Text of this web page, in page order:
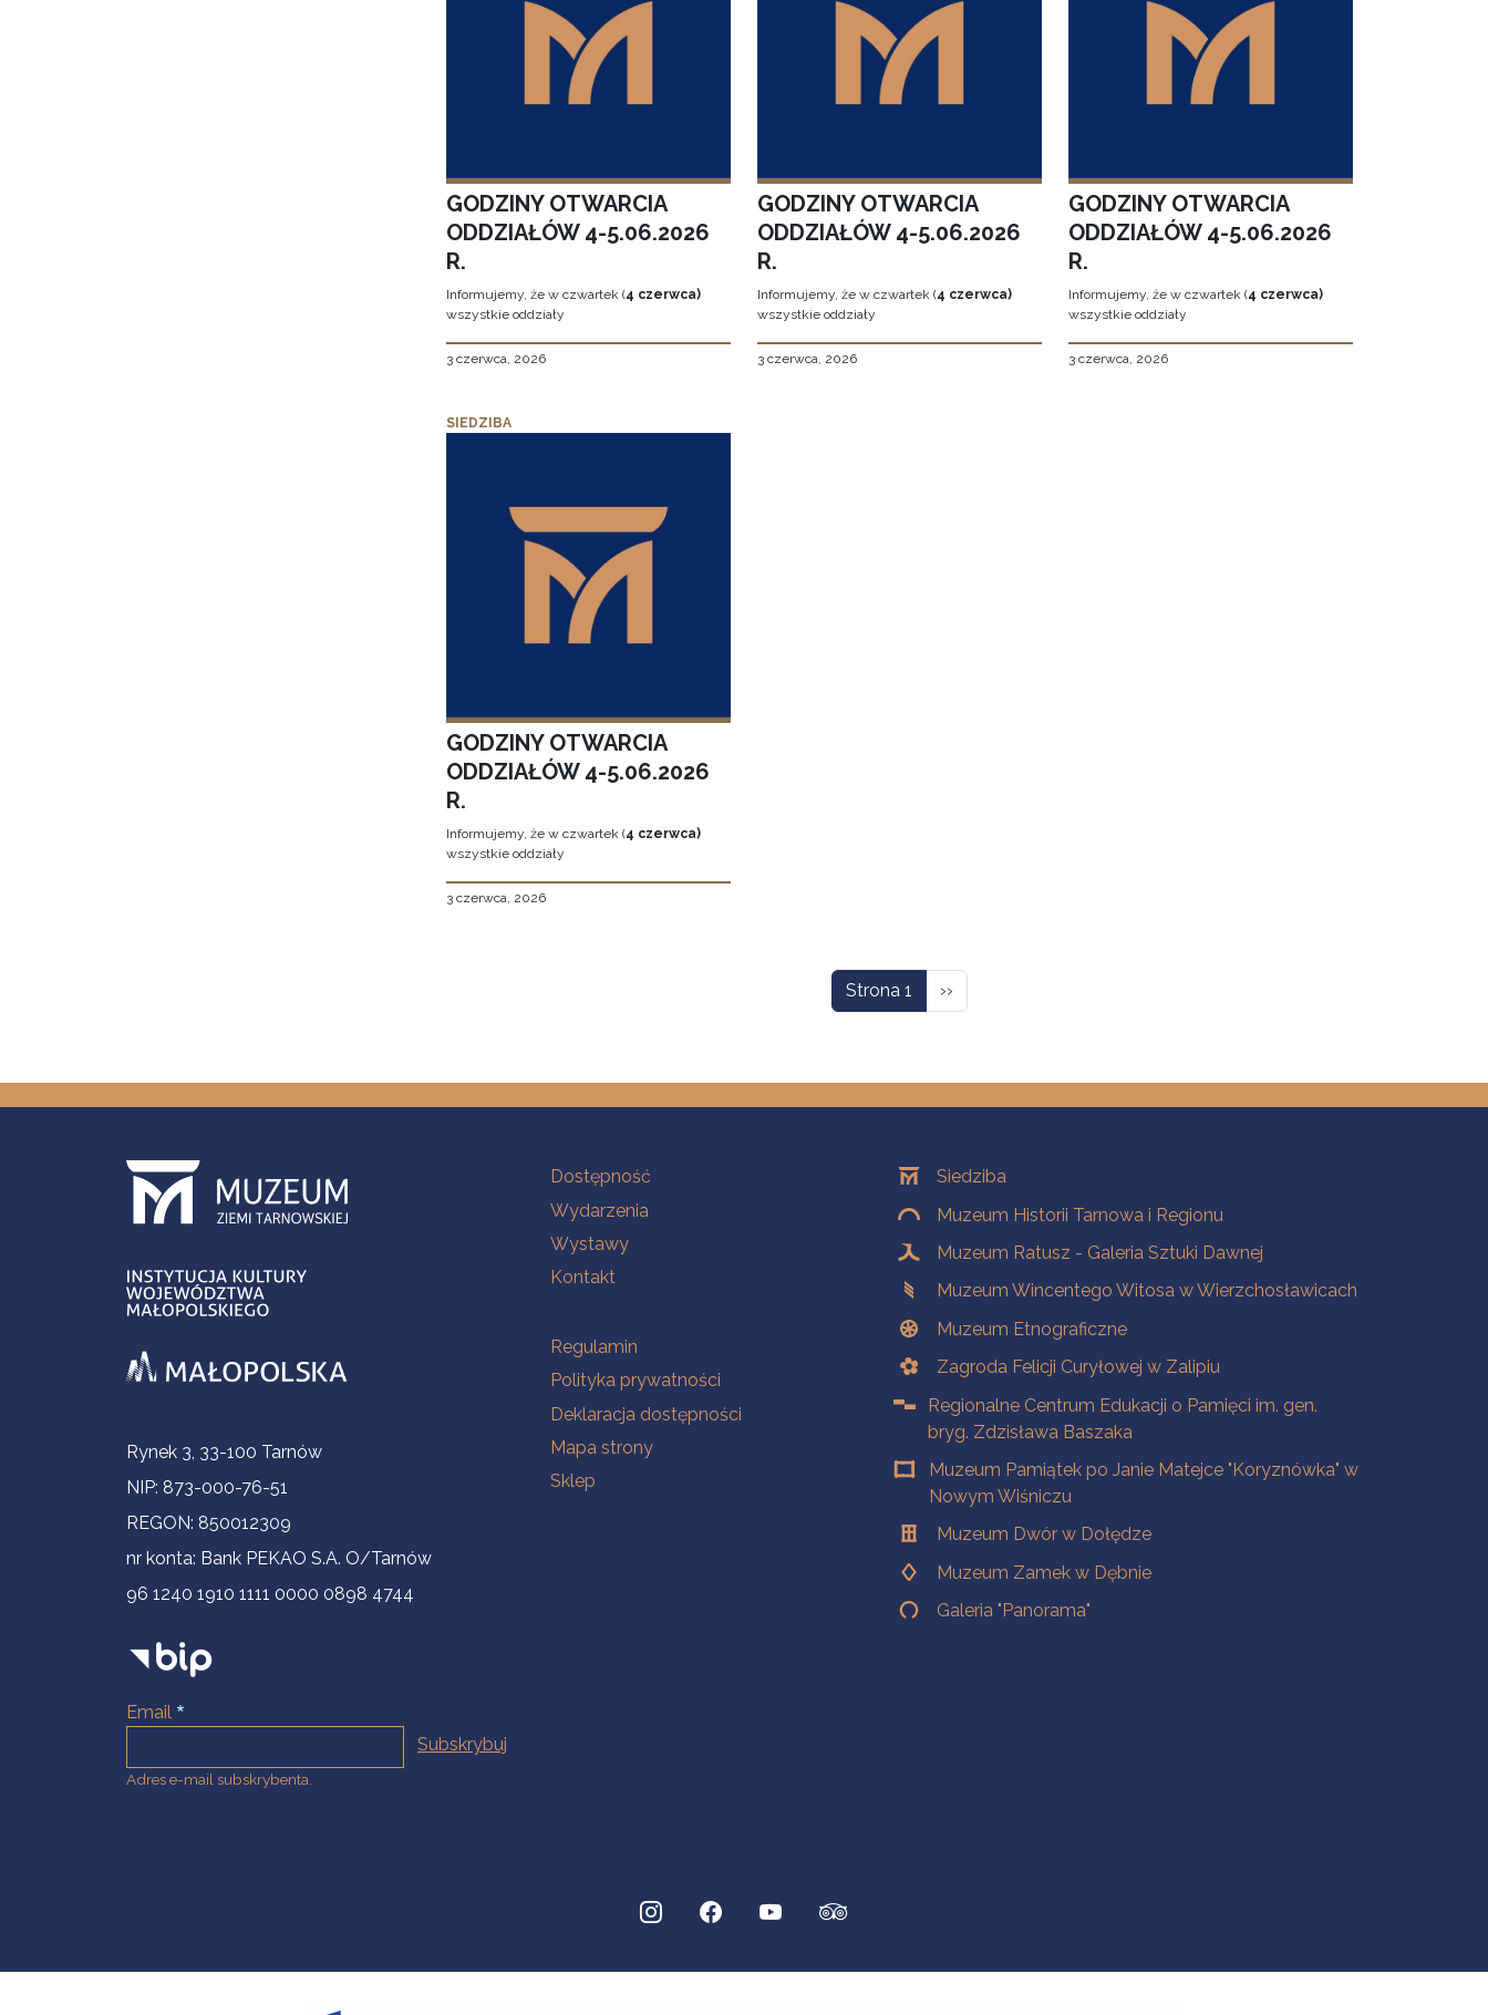
GODZINY OTWARCIA
ODDZIAŁÓW 4-5.06.2026
R.
Informujemy, że w czwartek (4 czerwca)
wszystkie oddziały
3 czerwca, 2026
GODZINY OTWARCIA
ODDZIAŁÓW 4-5.06.2026
R.
Informujemy, że w czwartek (4 czerwca)
wszystkie oddziały
3 czerwca, 2026
GODZINY OTWARCIA
ODDZIAŁÓW 4-5.06.2026
R.
Informujemy, że w czwartek (4 czerwca)
wszystkie oddziały
3 czerwca, 2026
SIEDZIBA
GODZINY OTWARCIA
ODDZIAŁÓW 4-5.06.2026
R.
Informujemy, że w czwartek (4 czerwca)
wszystkie oddziały
3 czerwca, 2026
Strona 1 Następna strona
››
Informacje kontaktowe
Rynek 3, 33-100 Tarnów
NIP: 873-000-76-51
REGON: 850012309
nr konta: Bank PEKAO S.A. O/Tarnów
96 1240 1910 1111 0000 0898 4744
Email
Adres e-mail subskrybenta.
Na skróty
Dostępność
Wydarzenia
Wystawy
Kontakt
Na skróty
Regulamin
Polityka prywatności
Deklaracja dostępności
Mapa strony
Sklep
OddziałySiedziba
Muzeum Historii Tarnowa i Regionu
Muzeum Ratusz - Galeria Sztuki Dawnej
Muzeum Wincentego Witosa w Wierzchosławicach
Muzeum Etnograficzne
Zagroda Felicji Curyłowej w Zalipiu
Regionalne Centrum Edukacji o Pamięci im. gen.
bryg. Zdzisława Baszaka
Muzeum Pamiątek po Janie Matejce "Koryznówka" w
Nowym Wiśniczu
Muzeum Dwór w Dołędze
Muzeum Zamek w Dębnie
Galeria "Panorama"